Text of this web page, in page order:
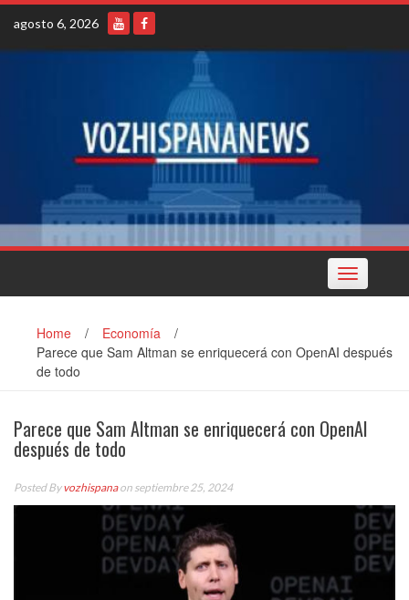
Skip
content
agosto 6, 2026
Toggle
navigation
Home / Economía
/
Parece que Sam Altman se enriquecerá con OpenAI después
de todo
Parece que Sam Altman se enriquecerá con OpenAI
después de todo
Posted Byvozhispanaon septiembre 25, 2024